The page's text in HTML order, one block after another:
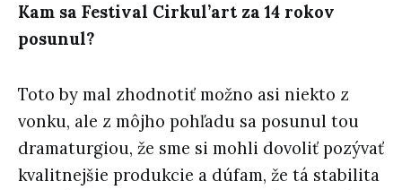
Kam sa Festival Cirkul’art za 14 rokov
posunul?
Toto by mal zhodnotiť možno asi niekto z
vonku, ale z môjho pohľadu sa posunul tou
dramaturgiou, že sme si mohli dovoliť pozývať
kvalitnejšie produkcie a dúfam, že tá stabilita